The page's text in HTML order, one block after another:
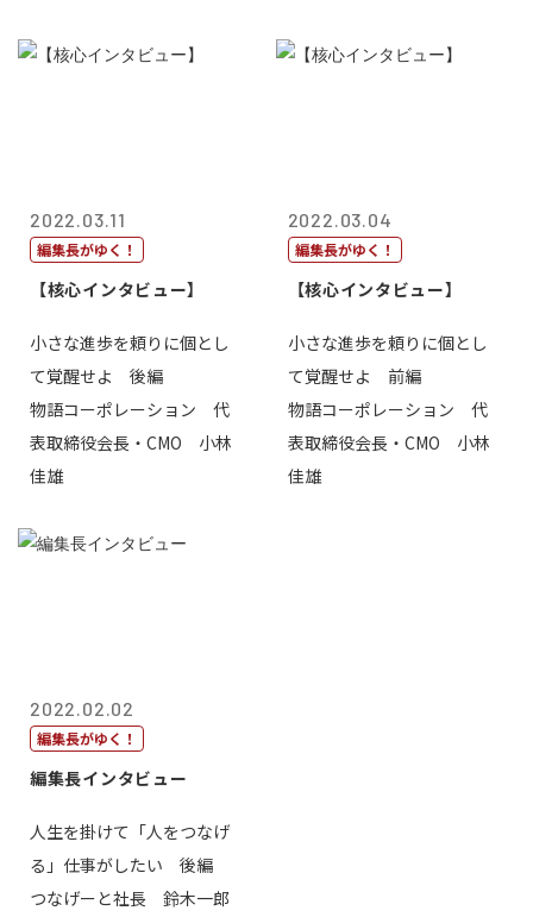
2022.03.11
編集長がゆく！
【核心インタビュー】
小さな進歩を頼りに個とし
て覚醒せよ 後編
物語コーポレーション 代
表取締役会長・CMO 小林
佳雄
2022.03.04
編集長がゆく！
【核心インタビュー】
小さな進歩を頼りに個とし
て覚醒せよ 前編
物語コーポレーション 代
表取締役会長・CMO 小林
佳雄
2022.02.02
編集長がゆく！
編集長インタビュー
人生を掛けて「人をつなげ
る」仕事がしたい 後編
つなげーと社長 鈴木一郎